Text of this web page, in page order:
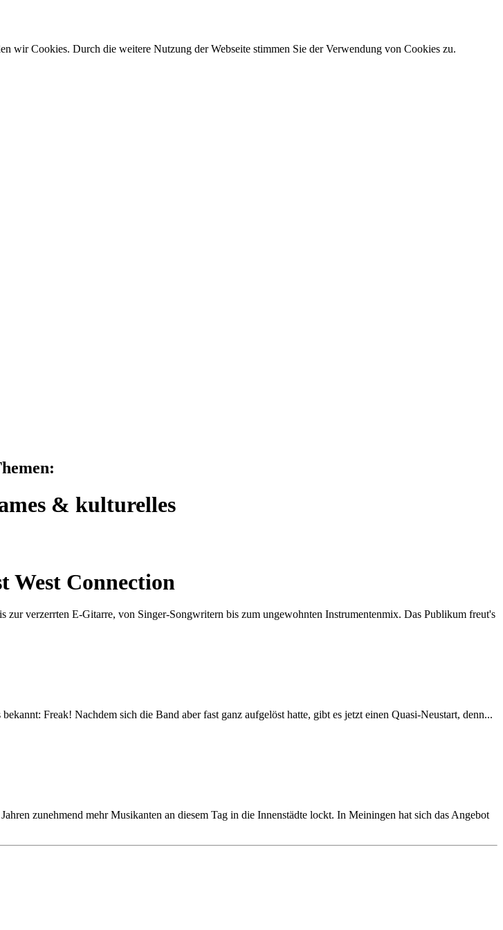
wir Cookies. Durch die weitere Nutzung der Webseite stimmen Sie der Verwendung von Cookies zu.
& kulturelles
West Connection
verzerrten E-Gitarre, von Singer-Songwritern bis zum ungewohnten Instrumentenmix. Das Publikum freut's
Freak! Nachdem sich die Band aber fast ganz aufgelöst hatte, gibt es jetzt einen Quasi-Neustart, denn...
zunehmend mehr Musikanten an diesem Tag in die Innenstädte lockt. In Meiningen hat sich das Angebot